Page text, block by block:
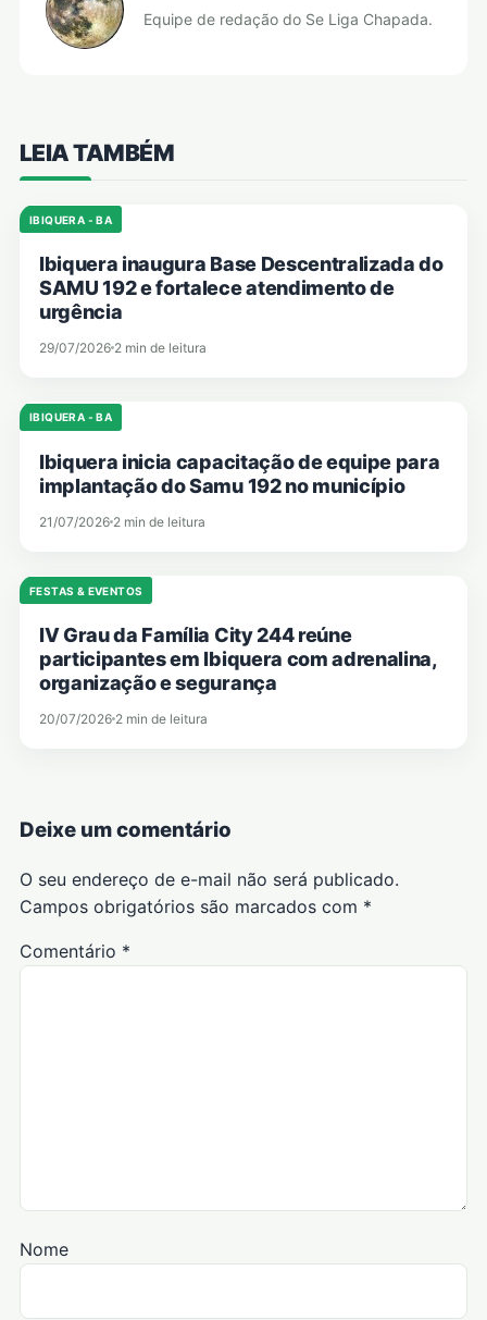
Equipe de redação do Se Liga Chapada.
LEIA TAMBÉM
IBIQUERA - BA
Ibiquera inaugura Base Descentralizada do
SAMU 192 e fortalece atendimento de
urgência
29/07/2026 2 min de leitura
IBIQUERA - BA
Ibiquera inicia capacitação de equipe para
implantação do Samu 192 no município
21/07/2026 2 min de leitura
FESTAS & EVENTOS
IV Grau da Família City 244 reúne
participantes em Ibiquera com adrenalina,
organização e segurança
20/07/2026 2 min de leitura
Deixe um comentário
O seu endereço de e-mail não será publicado.
Campos obrigatórios são marcados com *
Comentário *
Nome